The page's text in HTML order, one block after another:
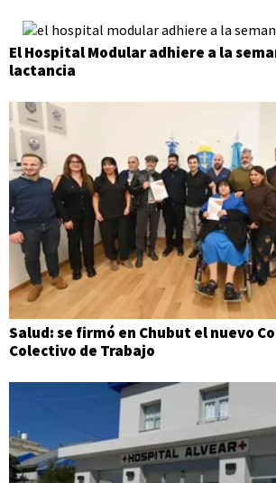
El Hospital Modular adhiere a la
lactancia
Salud: se firmó en Chubut el nuevo
Colectivo de Trabajo